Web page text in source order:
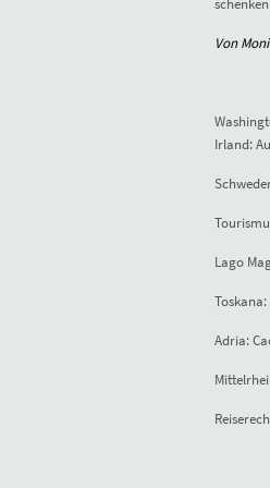
Von
Irland:
Lago
Adria: